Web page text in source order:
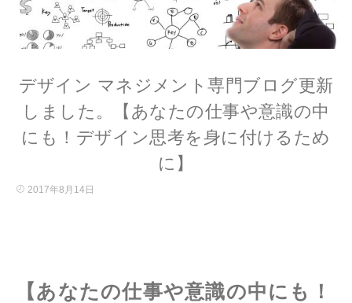
デザイン マネジメント専門ブログ更新
しました。【あなたの仕事や意識の中
にも！デザイン思考を身に付けるため
に】
2017年8月14日
【あなたの仕事や意識の中にも！